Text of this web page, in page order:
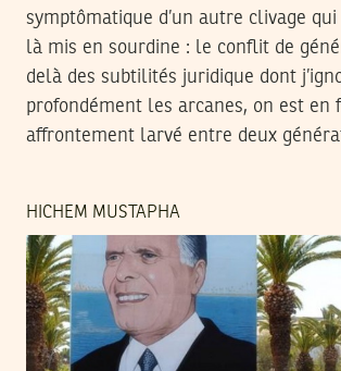
symptômatique d’un autre clivage
là mis en sourdine : le conflit de
delà des subtilités juridique dont
profondément les arcanes, on est en
affrontement larvé entre deux
HICHEM MUSTAPHA